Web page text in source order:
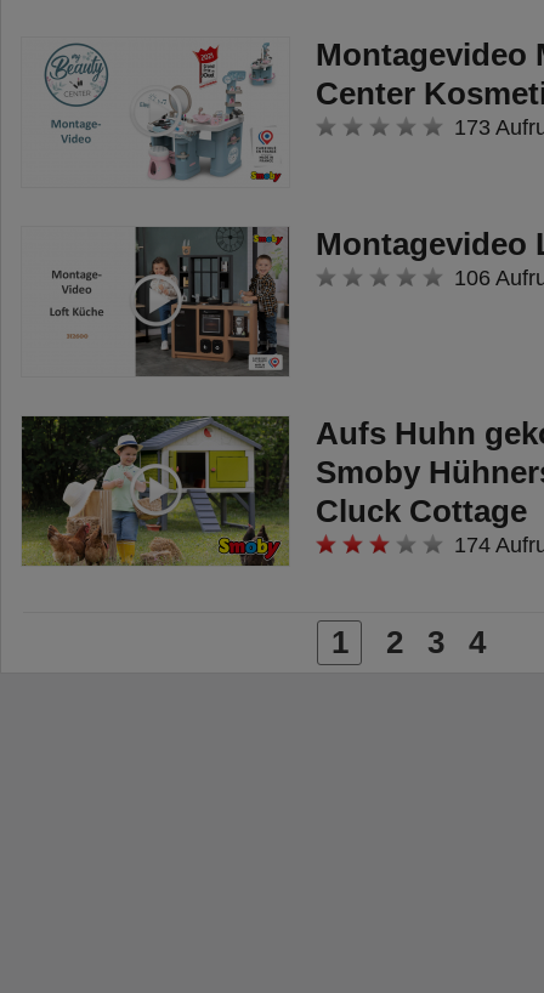
Montagevideo
Center
173
Montagevideo
106
Aufs Huhn
Smoby
Cluck Cottage
174
1 2 3 4